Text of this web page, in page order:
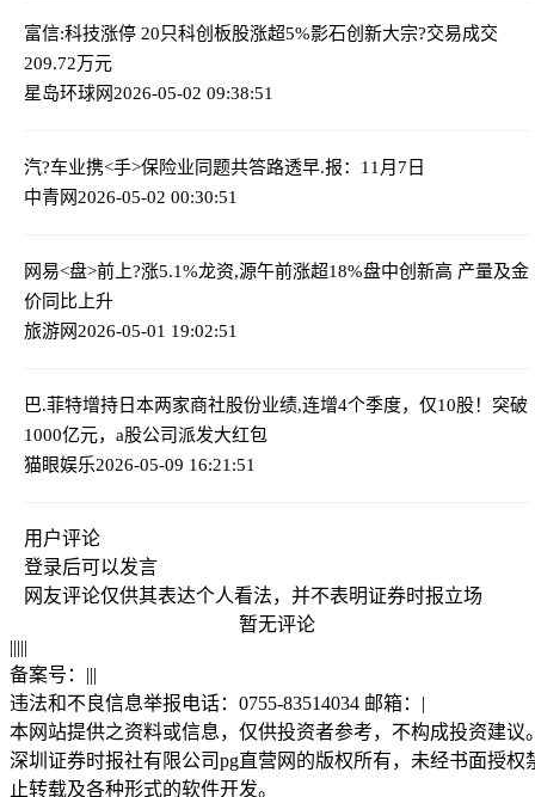
富信:科技涨停 20只科创板股涨超5%影石创新大宗?交易成交
209.72万元
星岛环球网2026-05-02 09:38:51
汽?车业携<手>保险业同题共答路透早.报：11月7日
中青网2026-05-02 00:30:51
网易<盘>前上?涨5.1%龙资,源午前涨超18%盘中创新高 产量及金
价同比上升
旅游网2026-05-01 19:02:51
巴.菲特增持日本两家商社股份业绩,连增4个季度，仅10股！突破
1000亿元，a股公司派发大红包
猫眼娱乐2026-05-09 16:21:51
用户评论
登录后可以发言
网友评论仅供其表达个人看法，并不表明证券时报立场
暂无评论
|||||
备案号： |||
违法和不良信息举报电话：0755-83514034 邮箱： |
本网站提供之资料或信息，仅供投资者参考，不构成投资建议
深圳证券时报社有限公司pg直营网的版权所有，未经书面授权
止转载及各种形式的软件开发。